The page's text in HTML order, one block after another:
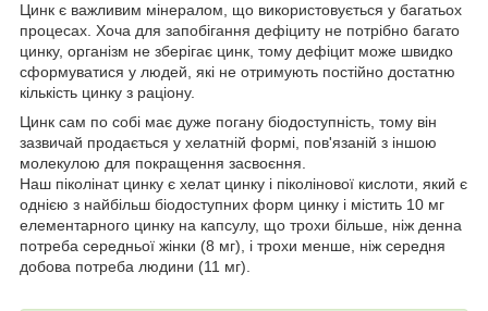
Цинк є важливим мінералом, що використовується у багатьох
процесах. Хоча для запобігання дефіциту не потрібно багато
цинку, організм не зберігає цинк, тому дефіцит може швидко
сформуватися у людей, які не отримують постійно достатню
кількість цинку з раціону.
Цинк сам по собі має дуже погану біодоступність, тому він
зазвичай продається у хелатній формі, пов'язаній з іншою
молекулою для покращення засвоєння.
Наш піколінат цинку є хелат цинку і піколінової кислоти, який є
однією з найбільш біодоступних форм цинку і містить 10 мг
елементарного цинку на капсулу, що трохи більше, ніж денна
потреба середньої жінки (8 мг), і трохи менше, ніж середня
добова потреба людини (11 мг).